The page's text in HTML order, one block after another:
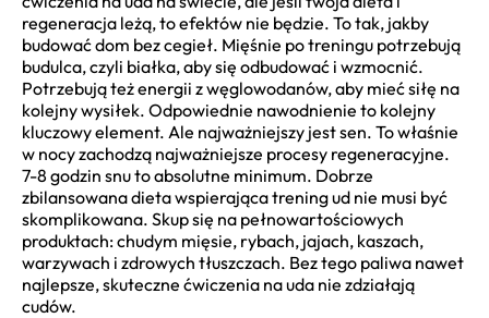
regeneracja leżą, to efektów nie będzie. To tak, jakby
budować dom bez cegieł. Mięśnie po treningu potrzebują
budulca, czyli białka, aby się odbudować i wzmocnić.
Potrzebują też energii z węglowodanów, aby mieć siłę na
kolejny wysiłek. Odpowiednie nawodnienie to kolejny
kluczowy element. Ale najważniejszy jest sen. To właśnie
w nocy zachodzą najważniejsze procesy regeneracyjne.
7-8 godzin snu to absolutne minimum. Dobrze
zbilansowana dieta wspierająca trening ud nie musi być
skomplikowana. Skup się na pełnowartościowych
produktach: chudym mięsie, rybach, jajach, kaszach,
warzywach i zdrowych tłuszczach. Bez tego paliwa nawet
najlepsze, skuteczne ćwiczenia na uda nie zdziałają
cudów.